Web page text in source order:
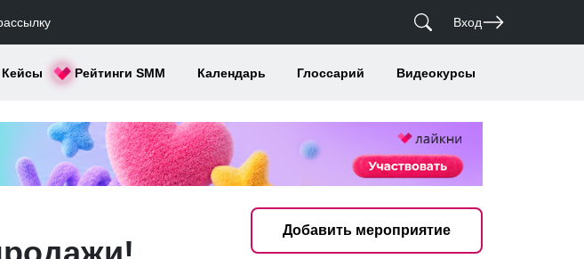
Вход
Кейсы Рейтинги SMM Календарь Глоссарий Видеокурсы
Добавить мероприятие